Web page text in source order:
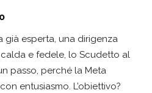
già esperta, una dirigenza
e fedele, lo Scudetto al
passo, perché la Meta
entusiasmo. L’obiettivo?